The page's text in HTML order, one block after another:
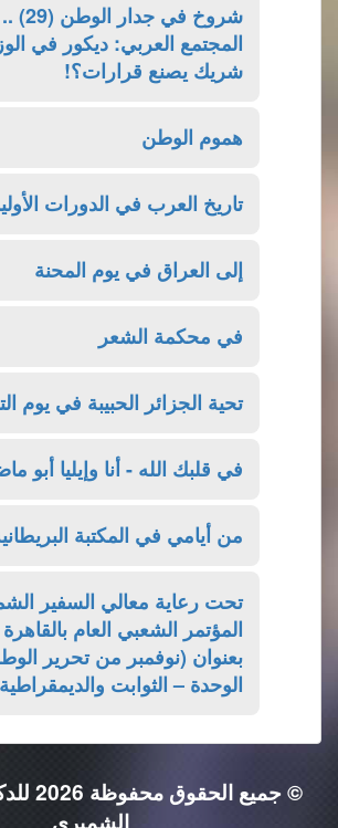
شروخ
المجتمع العربي: ديكور في
شريك يصنع قرارات؟!
هموم الوطن
تاريخ العرب في الدورات
إلى العراق في يوم المحنة
في محكمة الشعر
تحية الجزائر الحبيبة في يوم
في قلبك الله - أنا وإيليا أبو
من أيامي في المكتبة
تحت رعاية معالي السفير
المؤتمر الشعبي العام
بعنوان (نوفمبر من تحرير
الوحدة – الثوابت
© جميع
الشميري